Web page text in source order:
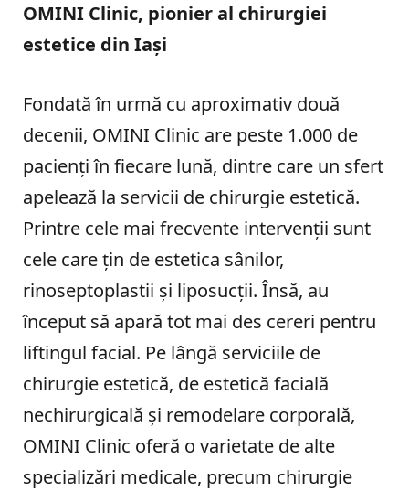
OMINI Clinic, pionier al chirurgiei
estetice din Iași
Fondată în urmă cu aproximativ două
decenii, OMINI Clinic are peste 1.000 de
pacienți în fiecare lună, dintre care un sfert
apelează la servicii de chirurgie estetică.
Printre cele mai frecvente intervenții sunt
cele care țin de estetica sânilor,
rinoseptoplastii și liposucții. Însă, au
început să apară tot mai des cereri pentru
liftingul facial. Pe lângă serviciile de
chirurgie estetică, de estetică facială
nechirurgicală și remodelare corporală,
OMINI Clinic oferă o varietate de alte
specializări medicale, precum chirurgie